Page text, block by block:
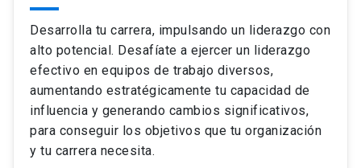
Curso
Diplomado
Magíster
Temática
Estrategia e Innovación
Finanzas
Gestión y Operaciones
Marketing y Ventas
Modalidad keyboard_arrow_down
Híbrido
Online
Online: Clases en vivo
Precio keyboard_arrow_down
+$4.500.000
$0 – $1.499.000
$1.500.000 – $2.499.000
Mes de inicio keyboard_arrow_down
Desarrolla tu carrera, impulsando un liderazgo con
alto potencial. Desafíate a ejercer un liderazgo
efectivo en equipos de trabajo diversos,
aumentando estratégicamente tu capacidad de
influencia y generando cambios significativos,
para conseguir los objetivos que tu organización
y tu carrera necesita.